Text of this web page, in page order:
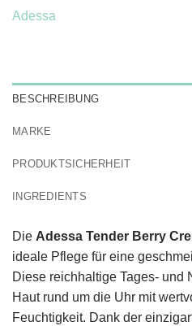
Adessa
BESCHREIBUNG
MARKE
PRODUKTSICHERHEIT
INGREDIENTS
Die Adessa Tender Berry
ideale Pflege für eine
Diese reichhaltige Tages- und
Haut rund um die Uhr mit
Feuchtigkeit. Dank der